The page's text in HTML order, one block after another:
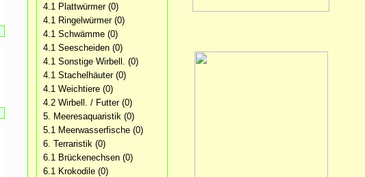
4.1 Plattwürmer(0)
4.1 Ringelwürmer(0)
4.1 Schwämme (0)
4.1 Seescheiden (0)
4.1 Sonstige Wirbell. (0)
4.1 Stachelhäuter(0)
4.1 Weichtiere (0)
4.2 Wirbell. / Futter(0)
5. Meeresaquaristik (0)
5.1 Meerwasserfische (0)
6. Terraristik (0)
6.1 Brückenechsen (0)
6.1 Krokodile (0)